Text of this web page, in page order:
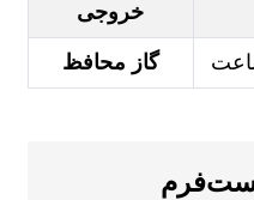
خروجی
گاز محافظ